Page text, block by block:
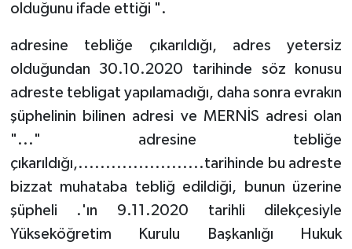
olduğunu ifade ettiği ".
adresine tebliğe çıkarıldığı, adres yetersiz
olduğundan 30.10.2020 tarihinde söz konusu
adreste tebligat yapılamadığı, daha sonra evrakın
şüphelinin bilinen adresi ve MERNİS adresi olan
"..." adresine tebliğe
çıkarıldığı,.......................tarihinde bu adreste
bizzat muhataba tebliğ edildiği, bunun üzerine
şüpheli .'ın 9.11.2020 tarihli dilekçesiyle
Yükseköğretim Kurulu Başkanlığı Hukuk